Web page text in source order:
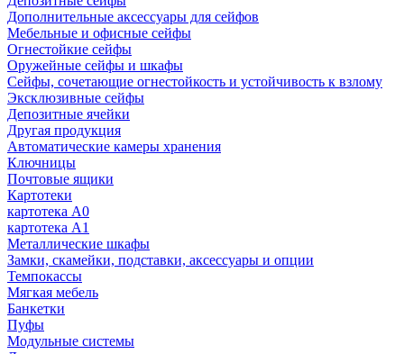
Дополнительные аксессуары для сейфов
Мебельные и офисные сейфы
Огнестойкие сейфы
Оружейные сейфы и шкафы
Сейфы, сочетающие огнестойкость и устойчивость к взлому
Эксклюзивные сейфы
Депозитные ячейки
Другая продукция
Автоматические камеры хранения
Ключницы
Почтовые ящики
Картотеки
картотека А0
картотека А1
Металлические шкафы
Замки, скамейки, подставки, аксессуары и опции
Темпокассы
Мягкая мебель
Банкетки
Пуфы
Модульные системы